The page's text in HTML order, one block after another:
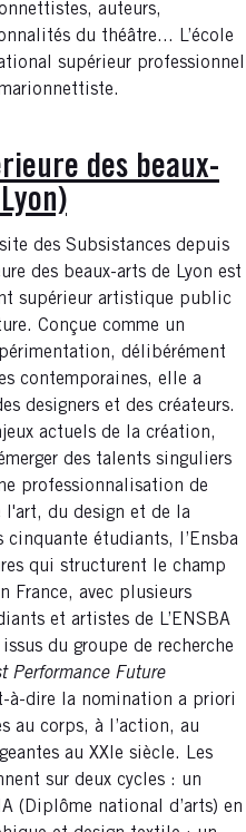
auteurs,
du théâtre... L’école
supérieur professionnel
des beaux-
des Subsistances depuis
des beaux-arts de Lyon est
supérieur artistique public
Conçue comme un
délibérément
contemporaines, elle a
designers et des créateurs.
actuels de la création,
des talents singuliers
professionnalisation de
l'art, du design et de la
étudiants, l’Ensba
qui structurent le champ
France, avec plusieurs
et artistes de L’ENSBA
du groupe de recherche
Performance Future
à-dire la nomination a priori
au corps, à l’action, au
au XXIe siècle. Les
sur deux cycles : un
(Diplôme national d’arts) en